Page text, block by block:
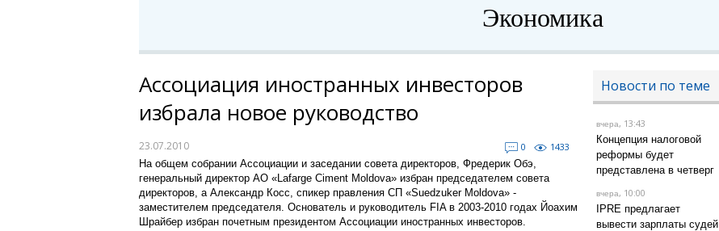
Экономика
Ассоциация иностранных инвесторов
избрала новое руководство
23.07.2010 0
1433
На общем собрании Ассоциации и заседании совета директоров, Фредерик Обэ,
генеральный директор АО «Lafarge Ciment Moldova» избран председателем совета
директоров, а Александр Косс, спикер правления СП «Suedzuker Moldova» -
заместителем председателя. Основатель и руководитель FIA в 2003-2010 годах Йоахим
Шрайбер избран почетным президентом Ассоциации иностранных инвесторов.
Новости по теме
вчера, 13:43
Концепция налоговой
реформы будет
представлена в четверг
вчера, 10:00
IPRE предлагает
вывести зарплаты судей